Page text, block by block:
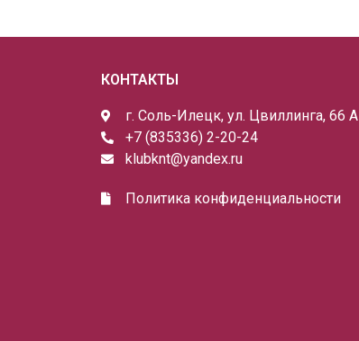
КОНТАКТЫ
г. Соль-Илецк, ул. Цвиллинга, 66 А
+7 (835336) 2-20-24
klubknt@yandex.ru
Политика конфиденциальности